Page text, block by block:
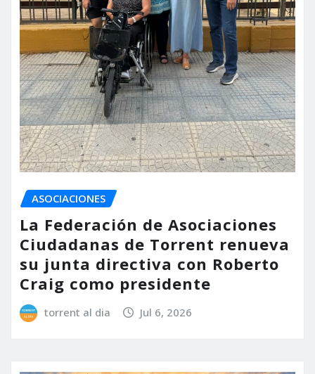
ASOCIACIONES
La Federación de Asociaciones
Ciudadanas de Torrent renueva
su junta directiva con Roberto
Craig como presidente
torrent al dia Jul 6, 2026